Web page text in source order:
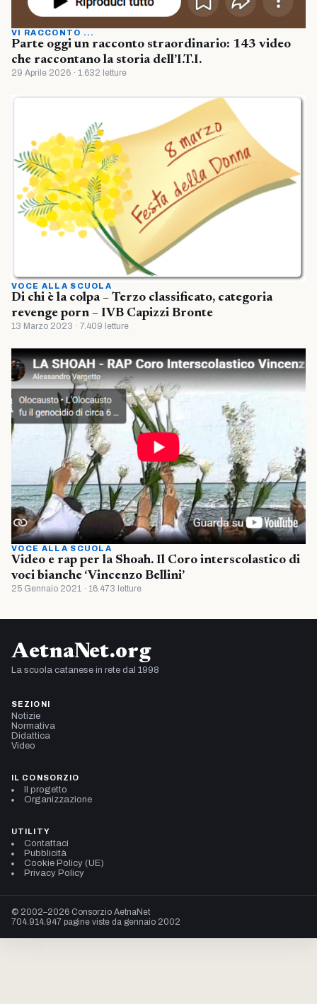
VI RACCONTO ...
Parte oggi un racconto straordinario: 143 video
che raccontano la storia dell’I.T.I.
29 Aprile 2026 · 1.632 letture
VOCE ALLA SCUOLA
Di chi è la colpa – Terzo classificato, categoria
revenge porn – IVB Capizzi Bronte
13 Marzo 2023 · 7.409 letture
VOCE ALLA SCUOLA
Video e rap per la Shoah. Il Coro interscolastico di
voci bianche ‘Vincenzo Bellini’
25 Gennaio 2021 · 16.473 letture
AetnaNet.org
La scuola catanese in rete dal 1998
SEZIONI
Notizie
Normativa
Didattica
Video
IL CONSORZIO
Il progetto
Organizzazione
UTILITY
Contattaci
Pubblicità
Cookie Policy (UE)
Privacy Policy
© 2002–2026 Consorzio AetnaNet
704.914.947 pagine viste da gennaio 2002